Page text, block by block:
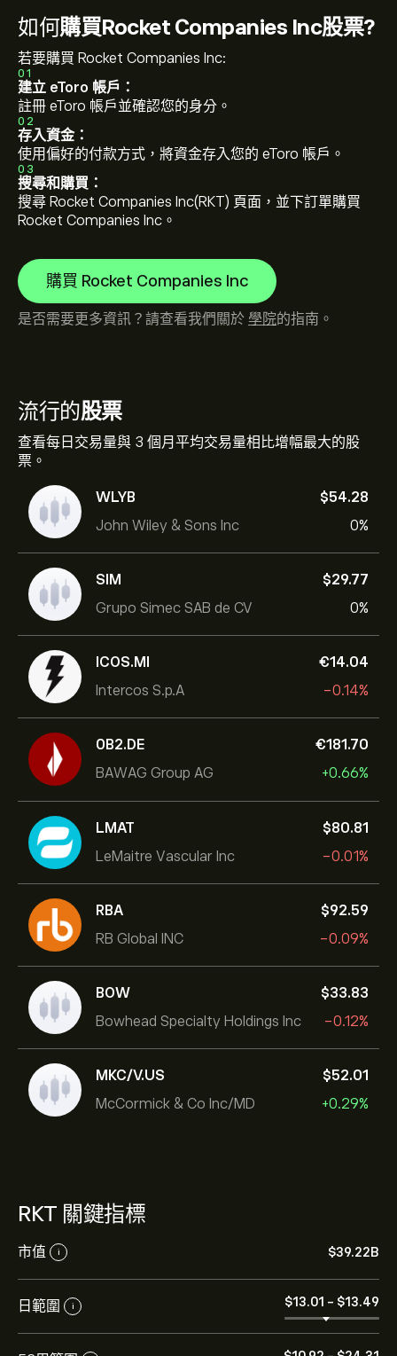
流行的股票
查看每日交易量與 3 個月平均交易量相比增幅最大的股
票。
WLYB
John Wiley & Sons Inc
‎$‎54.28
0%
SIM
Grupo Simec SAB de CV
‎$‎29.77
0%
ICOS.MI
Intercos S.p.A
‎€‎14.04
-0.14%
0B2.DE
BAWAG Group AG
‎€‎181.70
+0.66%
LMAT
LeMaitre Vascular Inc
‎$‎80.81
-0.01%
RBA
RB Global INC
‎$‎92.59
-0.09%
BOW
Bowhead Specialty Holdings Inc
‎$‎33.83
-0.12%
MKC/V.US
McCormick & Co Inc/MD
‎$‎52.01
+0.29%
RKT 關鍵指標
市值 i ‎$‎39.22B
日範圍 i ‎$‎13.01 - ‎$‎13.49
如何購買Rocket Companies Inc股票?
若要購買 Rocket Companies Inc:
01
建立 eToro 帳戶：
註冊 eToro 帳戶並確認您的身分。
02
存入資金：
使用偏好的付款方式，將資金存入您的 eToro 帳戶。
03
搜尋和購買：
搜尋 Rocket Companies Inc(RKT) 頁面，並下訂單購買
Rocket Companies Inc。
購買 Rocket Companies Inc
是否需要更多資訊？請查看我們關於 學院的指南。